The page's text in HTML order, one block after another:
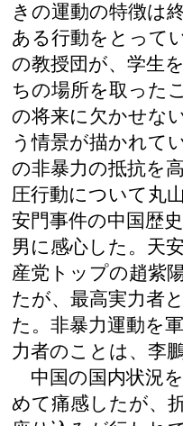
きの運動の特徴は
ある行動をとって
の教授団が、学生
ちの場所を取った
の将来に欠かせな
う情景が描かれて
の非暴力の抵抗を
圧行動について丸
安門事件の中国歴
男に感心した。天
産党トップの趙紫
たが、最高実力者
た。非暴力運動を
力者のことは、李
中国の国内状況
めて痛感したが、